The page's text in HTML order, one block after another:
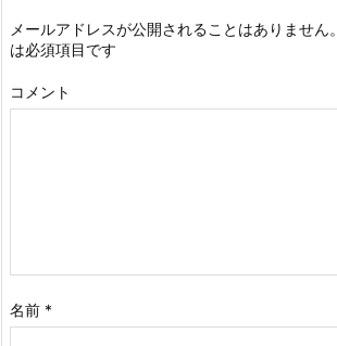
メールアドレスが公開されることはありません。
は必須項目です
コメント
名前 *